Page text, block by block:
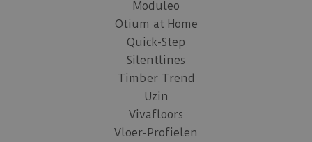
Moduleo
Otium at Home
Quick-Step
Silentlines
Timber Trend
Uzin
Vivafloors
Vloer-Profielen